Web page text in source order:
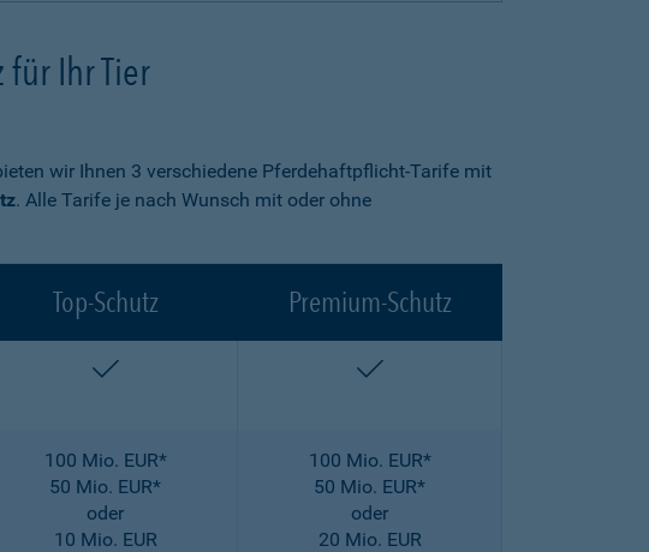
Ihr Tier
wir Ihnen 3 verschiedene Pferdehaftpflicht-Tarife mit
. Alle Tarife je nach Wunsch mit oder ohne
Top-Schutz Premium-Schutz
enthalten enthalten
100 Mio. EUR*
50 Mio. EUR*
oder
10 Mio. EUR
100 Mio. EUR*
50 Mio. EUR*
oder
20 Mio. EUR